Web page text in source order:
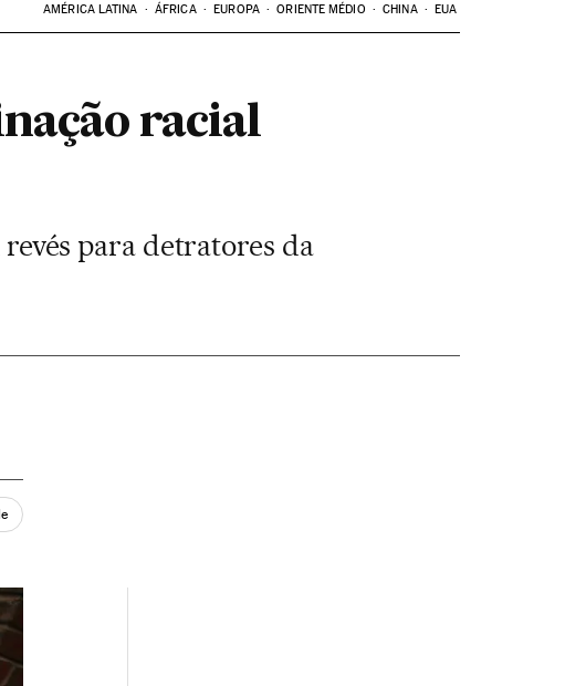
AMÉRICA LATINA ÁFRICA EUROPA ORIENTE MÉDIO CHINA EUA
racial
para detratores da